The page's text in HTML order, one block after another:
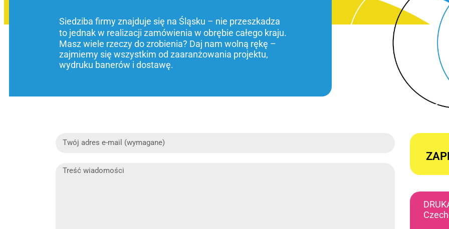
Siedziba firmy znajduje się na Śląsku – nie przeszkadza
to jednak w realizacji zamówienia w obrębie całego kraju.
Masz wiele rzeczy do zrobienia? Daj nam wolną rękę –
zajmiemy się wszystkim od zaaranżowania projektu,
wydruku banerów i dostawę.